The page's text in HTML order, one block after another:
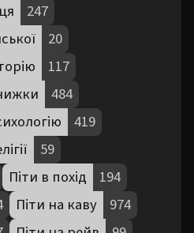
247
20
117
484
419
59
Піти в похід
194
Піти на каву
974